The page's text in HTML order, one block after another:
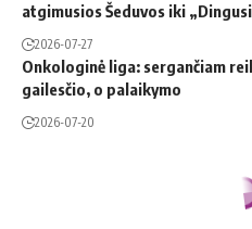
atgimusios Šeduvos iki
2026-07-27
Onkologinė liga: sergančiam
gailesčio, o palaikymo
2026-07-20